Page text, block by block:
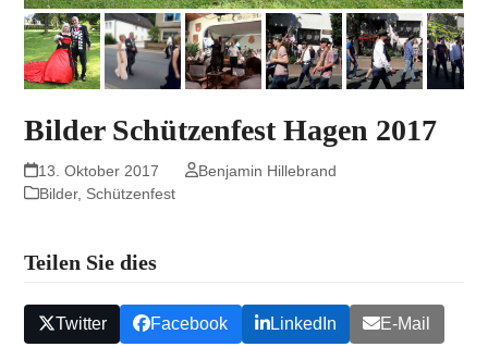
Bilder Schützenfest Hagen 2017
13. Oktober 2017
Benjamin Hillebrand
Bilder, Schützenfest
Teilen Sie dies
Twitter Facebook LinkedIn E-Mail